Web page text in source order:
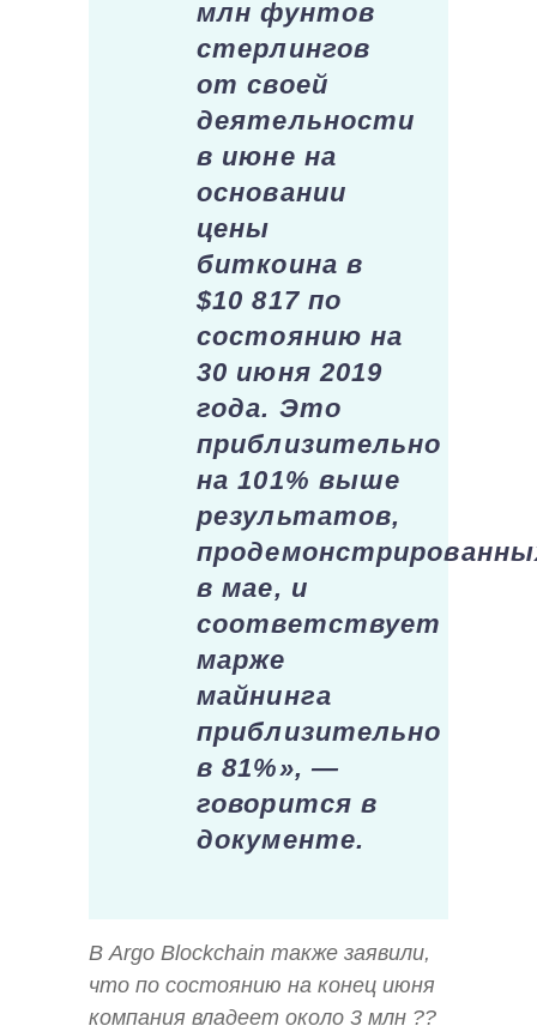
млн фунтов
стерлингов
от своей
деятельности
в июне на
основании
цены
биткоина в
$10 817 по
состоянию на
30 июня 2019
года. Это
приблизительно
на 101% выше
результатов,
в мае, и
соответствует
марже
майнинга
приблизительно
в 81%», —
говорится в
документе.
В Argo Blockchain также заявили,
что по состоянию на конец июня
компания владеет около 3 млн ??